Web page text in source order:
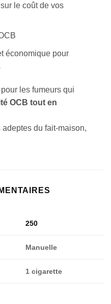
le coût de vos
économique pour
les fumeurs qui
OCB tout en
du fait-maison,
250
Manuelle
1 cigarette